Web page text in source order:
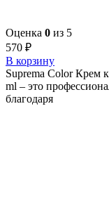
Оценка 0 из 5
570 ₽
В корзину
Suprema Color Крем
ml – это
благодаря